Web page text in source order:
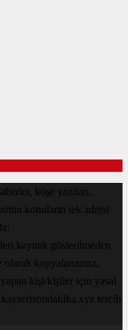
köşe yazıları,
konuların tek adresi
kaynak gösterilmeden
olarak kopyalanamaz,
yapan kişi/kişiler için yasal
tercih